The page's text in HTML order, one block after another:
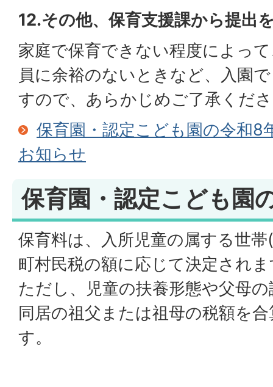
12.その他、保育支援課から提出
家庭で保育できない程度によっ
員に余裕のないときなど、入園
すので、あらかじめご了承くだ
保育園・認定こども園の令和8
お知らせ
保育園・認定こども園
保育料は、入所児童の属する世
町村民税の額に応じて決定され
ただし、児童の扶養形態や父母
同居の祖父または祖母の税額を
す。